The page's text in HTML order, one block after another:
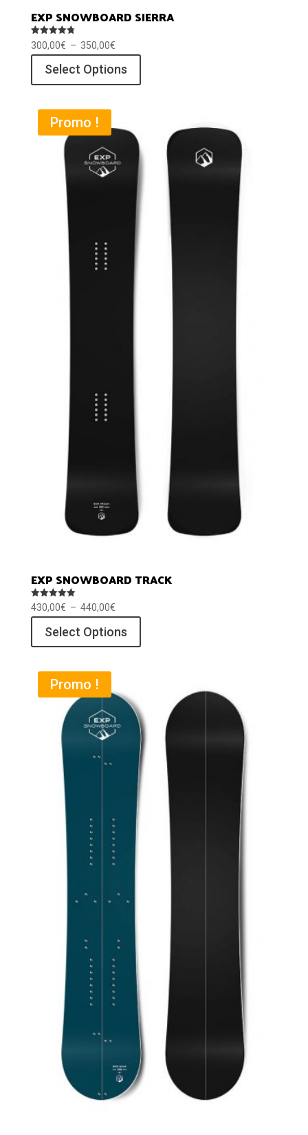
EXP SNOWBOARD SIERRA
Note
4.80
sur 5
300,00€ – 350,00€Plage
350,00€
Select Options
Promo !
EXP SNOWBOARD TRACK
Note
5.00
sur 5
430,00€ – 440,00€Plage
440,00€
Select Options
Promo !